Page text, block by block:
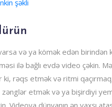
şəkli
və ya kömək edən
ilə bağlı evdə video çəkin.
ki, rəqs etmək və ritmi
zənglər etmək və ya bişirdiyi
Videoya dünyanın ən yaxşı